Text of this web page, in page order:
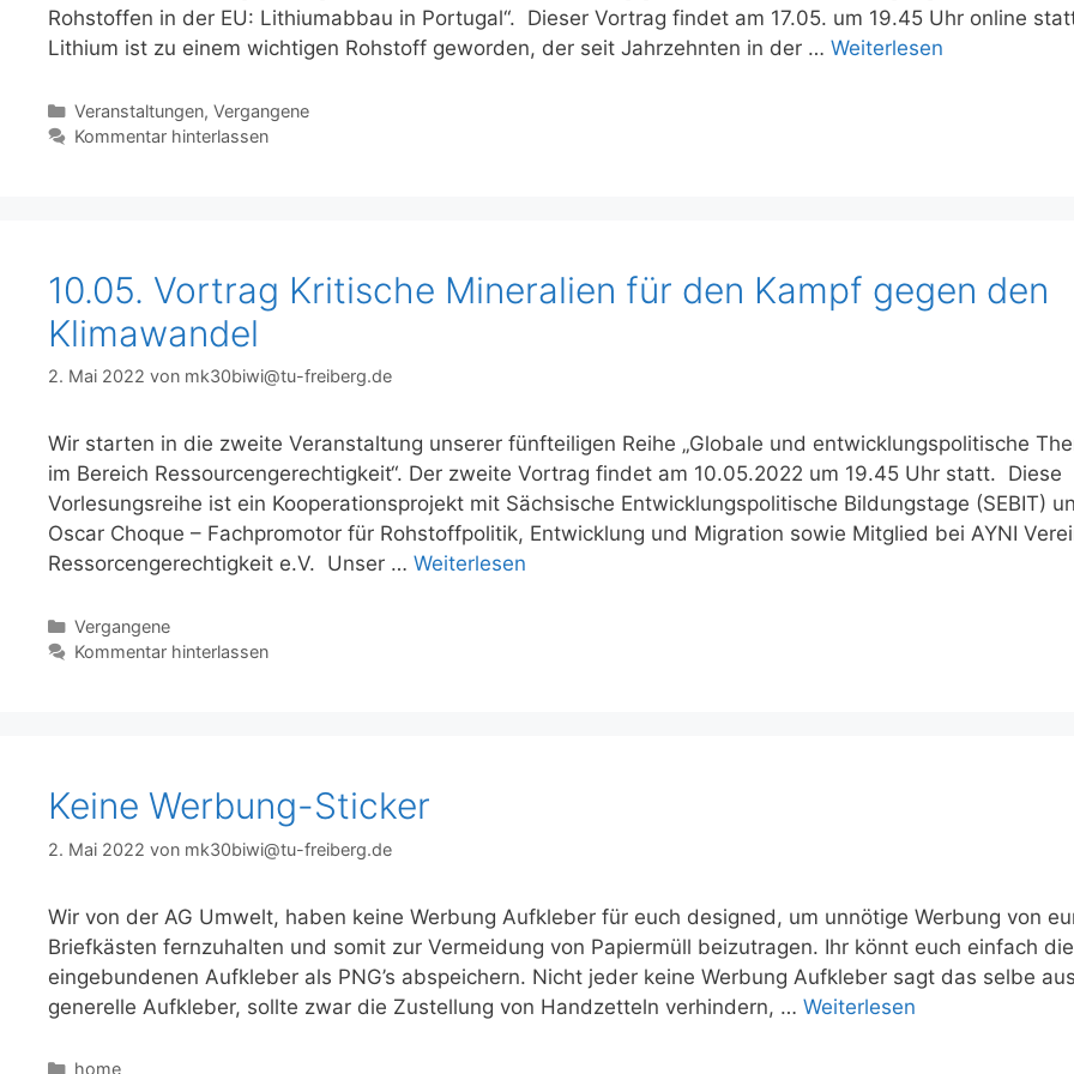
Rohstoffen in der EU: Lithiumabbau in Portugal“. Dieser Vortrag findet am 17.05. um 19.45 Uhr online
Lithium ist zu einem wichtigen Rohstoff geworden, der seit Jahrzehnten in der … Weiterlesen
Kategorien
Veranstaltungen, Vergangene
Kommentar hinterlassen
10.05. Vortrag Kritische Mineralien für den Kampf gegen den
Klimawandel
2. Mai 2022 von mk30biwi@tu-freiberg.de
Wir starten in die zweite Veranstaltung unserer fünfteiligen Reihe „Globale und entwicklungspolitische
im Bereich Ressourcengerechtigkeit“. Der zweite Vortrag findet am 10.05.2022 um 19.45 Uhr statt. Diese
Vorlesungsreihe ist ein Kooperationsprojekt mit Sächsische Entwicklungspolitische Bildungstage (SEBIT)
Oscar Choque – Fachpromotor für Rohstoffpolitik, Entwicklung und Migration sowie Mitglied bei AYNI
Ressorcengerechtigkeit e.V. Unser … Weiterlesen
Kategorien
Vergangene
Kommentar hinterlassen
Keine Werbung-Sticker
2. Mai 2022 von mk30biwi@tu-freiberg.de
Wir von der AG Umwelt, haben keine Werbung Aufkleber für euch designed, um unnötige Werbung von
Briefkästen fernzuhalten und somit zur Vermeidung von Papiermüll beizutragen. Ihr könnt euch einfach die
eingebundenen Aufkleber als PNG’s abspeichern. Nicht jeder keine Werbung Aufkleber sagt das selbe
generelle Aufkleber, sollte zwar die Zustellung von Handzetteln verhindern, … Weiterlesen
Kategorien
home